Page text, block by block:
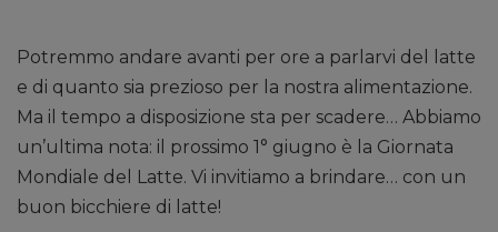
Potremmo andare avanti per ore a parlarvi del latte
e di quanto sia prezioso per la nostra alimentazione.
Ma il tempo a disposizione sta per scadere… Abbiamo
un’ultima nota: il prossimo 1° giugno è la Giornata
Mondiale del Latte. Vi invitiamo a brindare… con un
buon bicchiere di latte!